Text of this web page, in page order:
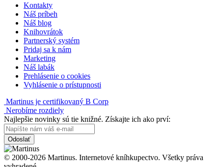
Kontakty
Náš príbeh
Náš blog
Knihovrátok
Partnerský systém
Pridaj sa k nám
Marketing
Náš labák
Prehlásenie o cookies
Vyhlásenie o prístupnosti
Martinus je certifikovaný B Corp
Nerobíme rozdiely
Najlepšie novinky sú tie knižné. Získajte ich ako prví:
Odoslať
© 2000-2026 Martinus. Internetové kníhkupectvo. Všetky práva